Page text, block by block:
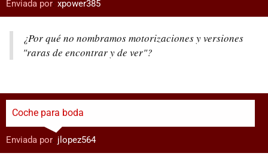
Enviada por: xpower385
¿Por qué no nombramos motorizaciones y versiones
"raras de encontrar y de ver"?
Coche para boda
Enviada por: jlopez564